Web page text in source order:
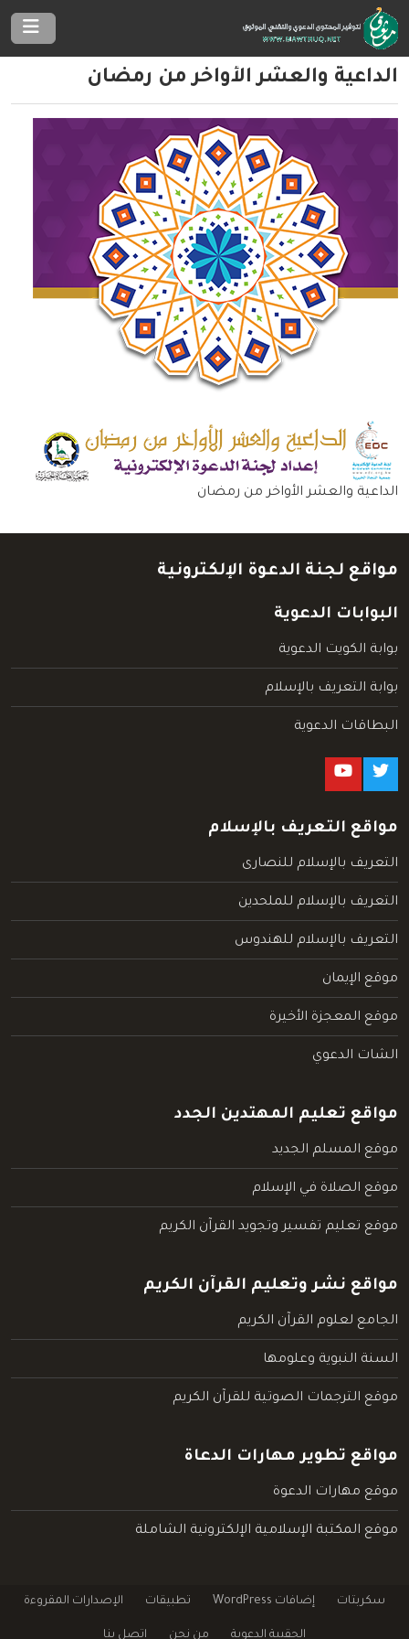
الداعية والعشر الأواخر من رمضان
الداعية والعشر الأواخر من رمضان
مواقع لجنة الدعوة الإلكترونية
البوابات الدعوية
بوابة الكويت الدعوية
بوابة التعريف بالإسلام
البطاقات الدعوية
مواقع التعريف بالإسلام
التعريف بالإسلام للنصارى
التعريف بالإسلام للملحدين
التعريف بالإسلام للهندوس
موقع الإيمان
موقع المعجزة الأخيرة
الشات الدعوي
مواقع تعليم المهتدين الجدد
موقع المسلم الجديد
موقع الصلاة في الإسلام
موقع تعليم تفسير وتجويد القرآن الكريم
مواقع نشر وتعليم القرآن الكريم
الجامع لعلوم القرآن الكريم
السنة النبوية وعلومها
موقع الترجمات الصوتية للقرآن الكريم
مواقع تطوير مهارات الدعاة
موقع مهارات الدعوة
موقع المكتبة الإسلامية الإلكترونية الشاملة
سكربتات إضافات WordPress تطبيقات الإصدارات المقروءة
الحقيبة الدعوية من نحن اتصل بنا